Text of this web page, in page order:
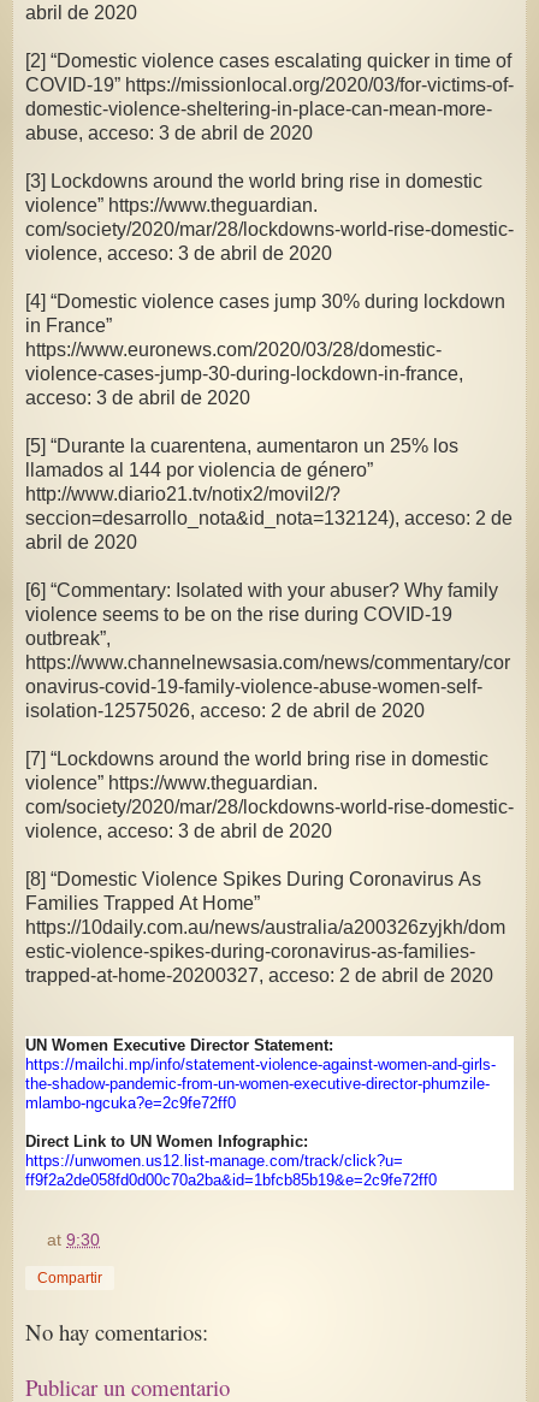
abril de 2020
[2] “Domestic violence cases escalating quicker in time of
COVID-19” https://missionlocal.org/2020/03/for-victims-of-
domestic-violence-sheltering-in-place-can-mean-more-
abuse, acceso: 3 de abril de 2020
[3] Lockdowns around the world bring rise in domestic
violence” https://www.theguardian.
com/society/2020/mar/28/lockdowns-world-rise-domestic-
violence, acceso: 3 de abril de 2020
[4] “Domestic violence cases jump 30% during lockdown
in France”
https://www.euronews.com/2020/03/28/domestic-
violence-cases-jump-30-during-lockdown-in-france,
acceso: 3 de abril de 2020
[5] “Durante la cuarentena, aumentaron un 25% los
llamados al 144 por violencia de género”
http://www.diario21.tv/notix2/movil2/?
seccion=desarrollo_nota&id_nota=132124), acceso: 2 de
abril de 2020
[6] “Commentary: Isolated with your abuser? Why family
violence seems to be on the rise during COVID-19
outbreak”,
https://www.channelnewsasia.com/news/commentary/cor
onavirus-covid-19-family-violence-abuse-women-self-
isolation-12575026, acceso: 2 de abril de 2020
[7] “Lockdowns around the world bring rise in domestic
violence” https://www.theguardian.
com/society/2020/mar/28/lockdowns-world-rise-domestic-
violence, acceso: 3 de abril de 2020
[8] “Domestic Violence Spikes During Coronavirus As
Families Trapped At Home”
https://10daily.com.au/news/australia/a200326zyjkh/dom
estic-violence-spikes-during-coronavirus-as-families-
trapped-at-home-20200327, acceso: 2 de abril de 2020
UN Women Executive Director Statement:
https://mailchi.mp/info/statement-violence-against-women-and-girls-
the-shadow-pandemic-from-un-women-executive-director-phumzile-
mlambo-ngcuka?e=2c9fe72ff0
Direct Link to UN Women Infographic:
https://unwomen.us12.list-manage.com/track/click?u=
ff9f2a2de058fd0d00c70a2ba&id=1bfcb85b19&e=2c9fe72ff0
at9:30
Compartir
No hay comentarios:
Publicar un comentario